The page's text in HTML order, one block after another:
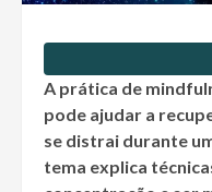
A prática de
pode ajudar a
se distrai durante
tema explica